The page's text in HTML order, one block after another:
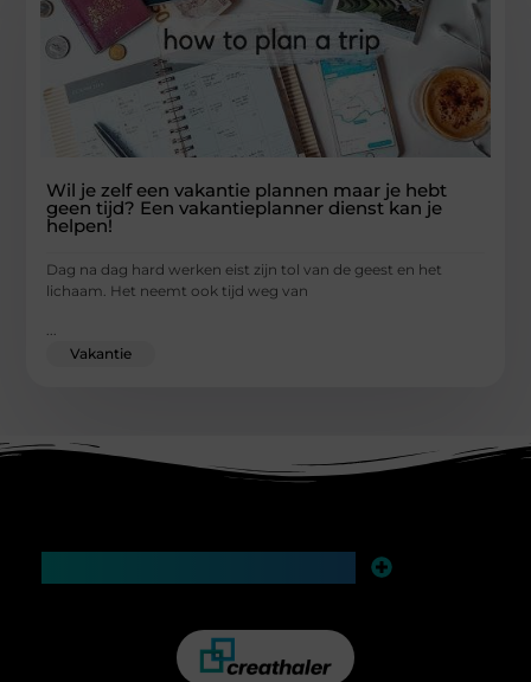
Wil je zelf een vakantie plannen maar je hebt
geen tijd? Een vakantieplanner dienst kan je
helpen!
Dag na dag hard werken eist zijn tol van de geest en het
lichaam. Het neemt ook tijd weg van
Vakantie